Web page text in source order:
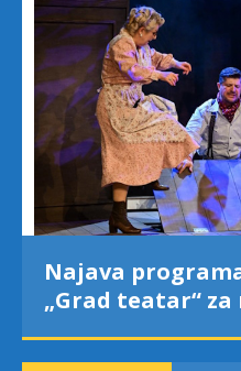
Najava
„Grad teatar“